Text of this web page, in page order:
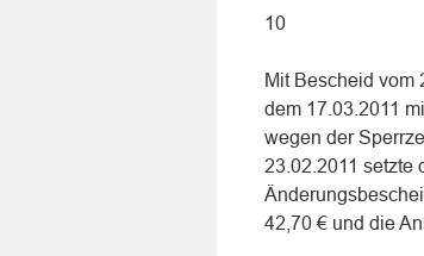
10
Mit Bescheid vom
dem 17.03.2011
wegen der
23.02.2011 setzte
42,70 € und die